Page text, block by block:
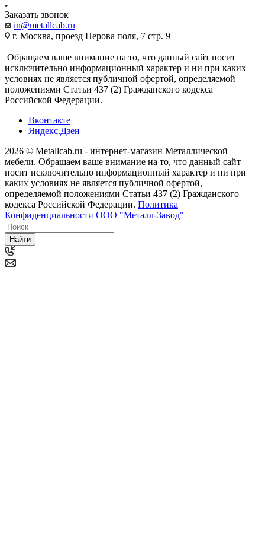
Заказать звонок
in@metallcab.ru
г. Москва, проезд Перова поля, 7 стр. 9
Обращаем ваше внимание на то, что данный сайт носит
исключительно информационный характер и ни при каких
условиях не является публичной офертой, определяемой
положениями Статьи 437 (2) Гражданского кодекса
Российской Федерации.
Вконтакте
Яндекс.Дзен
2026 © Metallcab.ru - интернет-магазин Металлической
мебели. Обращаем ваше внимание на то, что данный сайт
носит исключительно информационный характер и ни при
каких условиях не является публичной офертой,
определяемой положениями Статьи 437 (2) Гражданского
кодекса Российской Федерации. Политика
Конфиденциальности ООО "Металл-Завод"
Найти